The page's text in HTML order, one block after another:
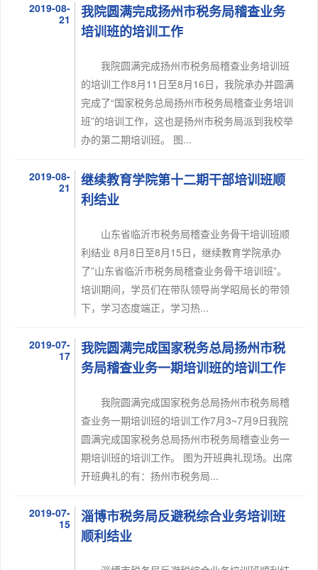
2019-08-
21
我院圆满完成扬州市税务局稽查业务
培训班的培训工作
我院圆满完成扬州市税务局稽查业务培训班
的培训工作8月11日至8月16日，我院承办并圆满
完成了“国家税务总局扬州市税务局稽查业务培训
班”的培训工作，这也是扬州市税务局派到我校举
办的第二期培训班。 图...
2019-08-
21
继续教育学院第十二期干部培训班顺
利结业
山东省临沂市税务局稽查业务骨干培训班顺
利结业 8月8日至8月15日，继续教育学院承办
了”山东省临沂市税务局稽查业务骨干培训班”。
培训期间，学员们在带队领导尚学昭局长的带领
下，学习态度端正，学习热...
2019-07-
17
我院圆满完成国家税务总局扬州市税
务局稽查业务一期培训班的培训工作
我院圆满完成国家税务总局扬州市税务局稽
查业务一期培训班的培训工作7月3~7月9日我院
圆满完成国家税务总局扬州市税务局稽查业务一
期培训班的培训工作。 图为开班典礼现场。出席
开班典礼的有：扬州市税务局...
2019-07-
15
淄博市税务局反避税综合业务培训班
顺利结业